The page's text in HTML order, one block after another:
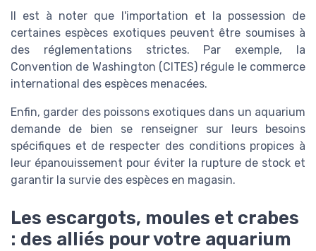
Il est à noter que l'importation et la possession de
certaines espèces exotiques peuvent être soumises à
des réglementations strictes. Par exemple, la
Convention de Washington (CITES) régule le commerce
international des espèces menacées.
Enfin, garder des poissons exotiques dans un aquarium
demande de bien se renseigner sur leurs besoins
spécifiques et de respecter des conditions propices à
leur épanouissement pour éviter la rupture de stock et
garantir la survie des espèces en magasin.
Les escargots, moules et crabes
: des alliés pour votre aquarium